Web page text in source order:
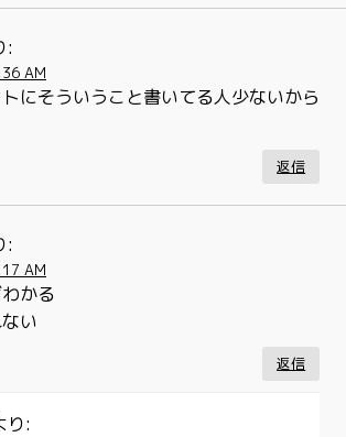
:
AM
にそういうこと書いてる人少ないから
返信
:
AM
かる
い
返信
り: